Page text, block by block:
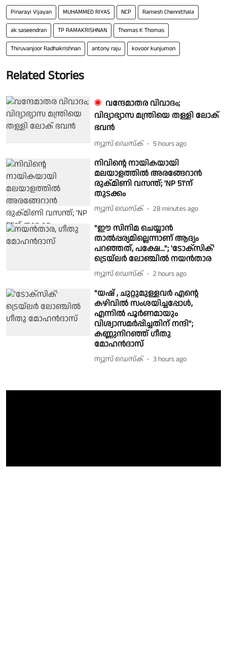
Pinarayi Vijayan MUHAMMED RIYAS NCP Ramesh Chennithala
ak saseendran TP RAMAKRISHNAN Thomas K Thomas
Thiruvanjoor Radhakrishnan antony raju kovoor kunjumon
Related Stories
വന്ദേമാതര വിവാദം;
വിദ്യാഭ്യാസ മന്ത്രിയെ തള്ളി ലോക്
ഭവൻ
ന്യൂസ് ഡെസ്ക് 5 hours ago
നിവിന്റെ നായികയായി
മലയാളത്തിൽ അരങ്ങേറാൻ
രുക്മിണി വസന്ത്; 'NP 51'ന്
തുടക്കം
ന്യൂസ് ഡെസ്ക് 28 minutes ago
"ഈ സിനിമ ചെയ്യാൻ
താൽപ്പര്യമില്ലെന്നാണ് ആദ്യം
പറഞ്ഞത്, പക്ഷേ..."; 'ടോക്സിക്'
ട്രെയ്‌ലർ ലോഞ്ചിൽ നയൻതാര
ന്യൂസ് ഡെസ്ക് 2 hours ago
"യഷ് , ചുറ്റുമുള്ളവർ എന്റെ
കഴിവിൽ സംശയിച്ചപ്പോൾ,
എന്നില്‍ പൂര്‍ണമായും
വിശ്വാസമര്‍പ്പിച്ചതിന് നന്ദി";
കണ്ണുനിറഞ്ഞ് ഗീതു
മോഹൻദാസ്
ന്യൂസ് ഡെസ്ക് 3 hours ago